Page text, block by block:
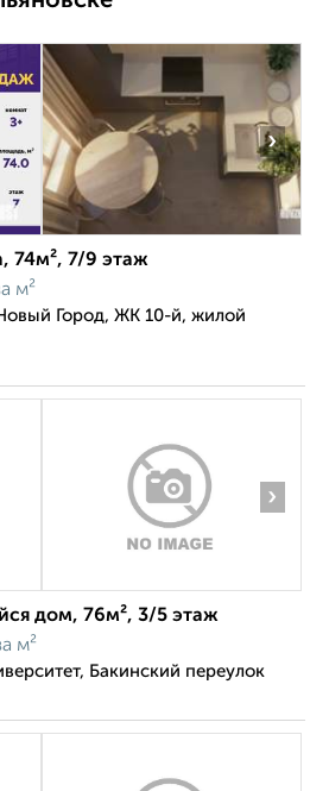
›
74м², 7/9 этаж
м²
Город, ЖК 10-й, жилой
›
дом, 76м², 3/5 этаж
м²
Бакинский переулок